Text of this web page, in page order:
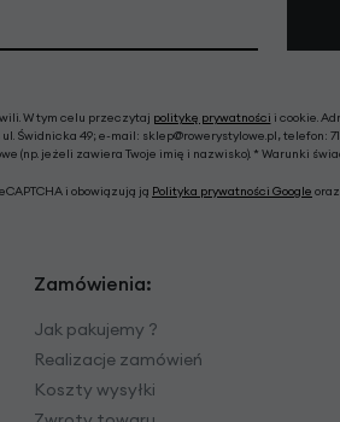
W tym celu przeczytaj politykę prywatności i cookie.
Świdnicka 49; e-mail: sklep@rowerystylowe.pl, telefon:
(np. jeżeli zawiera Twoje imię i nazwisko). * Warunki
i obowiązują ją Polityka prywatności Google oraz
Zamówienia:
Jak pakujemy ?
Realizacje zamówień
Koszty wysyłki